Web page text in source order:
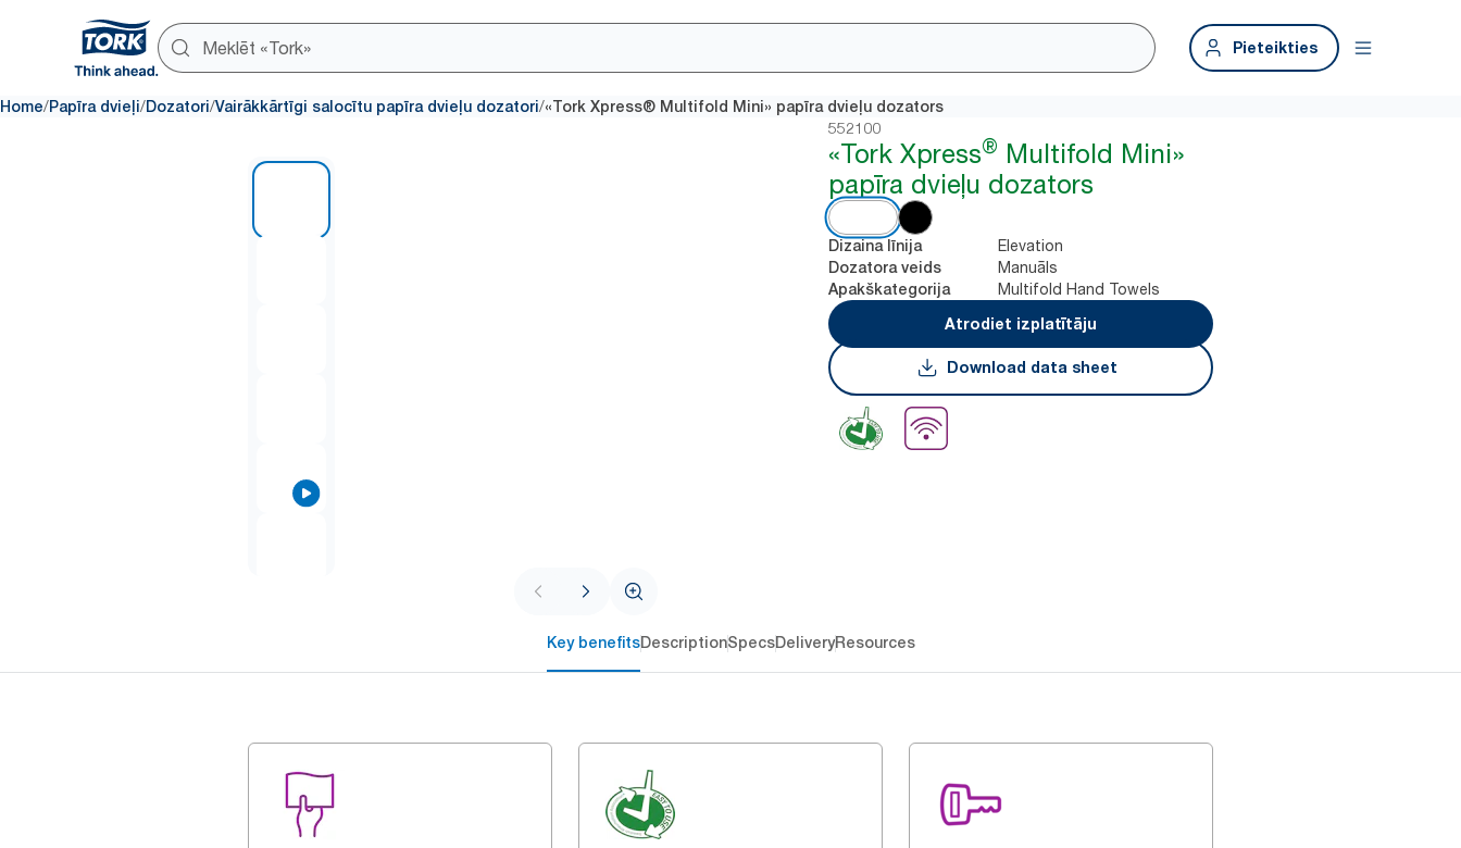
Pieteikties
Home/Papīra dvieļi/Dozatori/Vairākkārtīgi salocītu papīra dvieļu dozatori/«Tork Xpress® Multifold Mini» papīra dvieļu dozators
552100
«Tork Xpress® Multifold Mini»
papīra dvieļu dozators
Dizaina līnija Elevation
Dozatora veids Manuāls
Apakškategorija
Multifold Hand Towels
Atrodiet izplatītāju
Download data sheet
Key benefitsDescriptionSpecsDeliveryResources